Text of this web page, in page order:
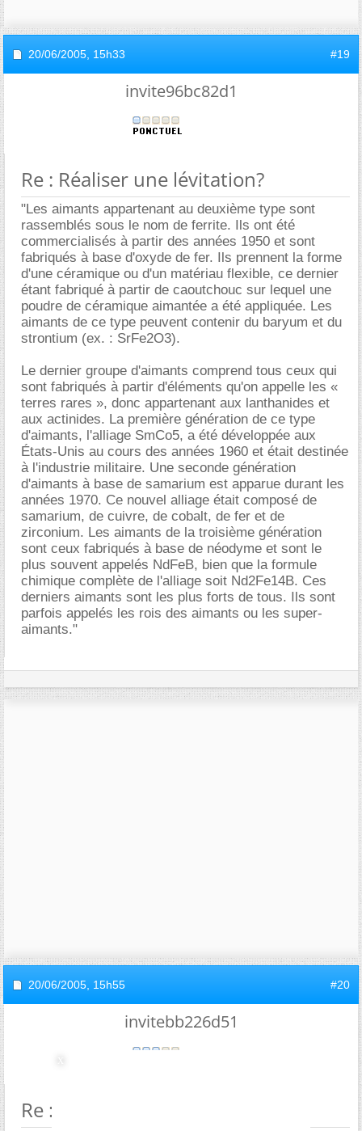
20/06/2005, 15h33 #19
invite96bc82d1
Re : Réaliser une lévitation?
"Les aimants appartenant au deuxième type sont
rassemblés sous le nom de ferrite. Ils ont été
commercialisés à partir des années 1950 et sont
fabriqués à base d'oxyde de fer. Ils prennent la forme
d'une céramique ou d'un matériau flexible, ce dernier
étant fabriqué à partir de caoutchouc sur lequel une
poudre de céramique aimantée a été appliquée. Les
aimants de ce type peuvent contenir du baryum et du
strontium (ex. : SrFe2O3).
Le dernier groupe d'aimants comprend tous ceux qui
sont fabriqués à partir d'éléments qu'on appelle les «
terres rares », donc appartenant aux lanthanides et
aux actinides. La première génération de ce type
d'aimants, l'alliage SmCo5, a été développée aux
États-Unis au cours des années 1960 et était destinée
à l'industrie militaire. Une seconde génération
d'aimants à base de samarium est apparue durant les
années 1970. Ce nouvel alliage était composé de
samarium, de cuivre, de cobalt, de fer et de
zirconium. Les aimants de la troisième génération
sont ceux fabriqués à base de néodyme et sont le
plus souvent appelés NdFeB, bien que la formule
chimique complète de l'alliage soit Nd2Fe14B. Ces
derniers aimants sont les plus forts de tous. Ils sont
parfois appelés les rois des aimants ou les super-
aimants."
20/06/2005, 15h55 #20
invitebb226d51
Re : Réaliser une lévitation?